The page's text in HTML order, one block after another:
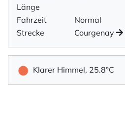
Länge
Fahrzeit
Normal
Strecke
Courgenay
Klarer Himmel, 25.8°C